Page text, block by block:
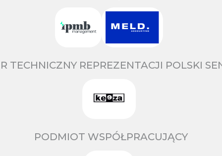
TECHNICZNY REPREZENTACJI POLSKI
PODMIOT WSPÓŁPRACUJĄCY